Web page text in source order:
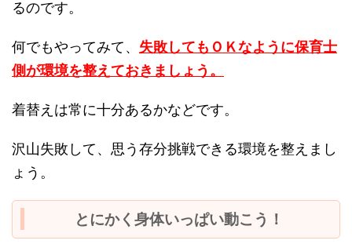
るのです。
何でもやってみて、 失敗してもＯＫなように保育士
側が環境を整えておきましょう。
着替えは常に十分あるかなどです。
沢山失敗して、思う存分挑戦できる環境を整えまし
ょう。
とにかく身体いっぱい動こう！